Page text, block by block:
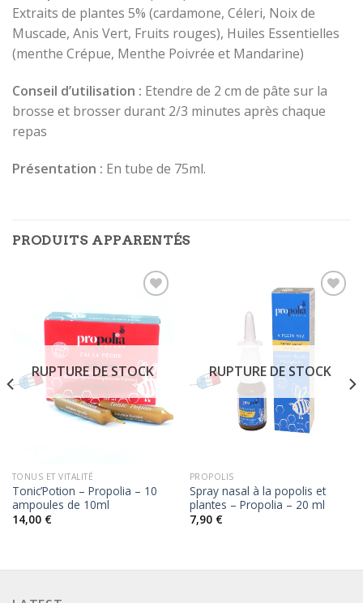
Extraits de plantes 5% (cardamone, Céleri, Noix de
Muscade, Anis Vert, Fruits rouges), Huiles Essentielles
(menthe Crépue, Menthe Poivrée et Mandarine)
Conseil d’utilisation : Etendre de 2 cm de pâte sur la
brosse et brosser durant 2/3 minutes après chaque
repas
Présentation : En tube de 75ml.
PRODUITS APPARENTÉS
RUPTURE DE STOCK
TONUS ET VITALITÉ
Tonic’Potion – Propolia – 10
ampoules de 10ml
14,00 €
RUPTURE DE STOCK
PROPOLIS
Spray nasal à la popolis et
plantes – Propolia – 20 ml
7,90 €